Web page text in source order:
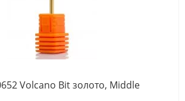
Volcano Bit золото, Middle